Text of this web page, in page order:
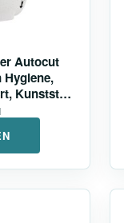
Autocut
Hygiene,
Kunststoff